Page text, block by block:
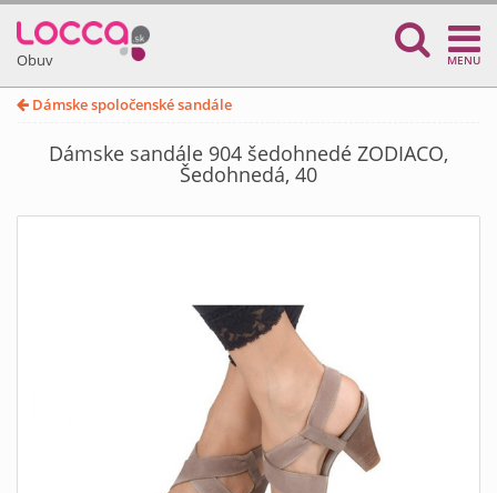
Obuv MENU
Dámske spoločenské sandále
Dámske sandále 904 šedohnedé ZODIACO,
Šedohnedá, 40